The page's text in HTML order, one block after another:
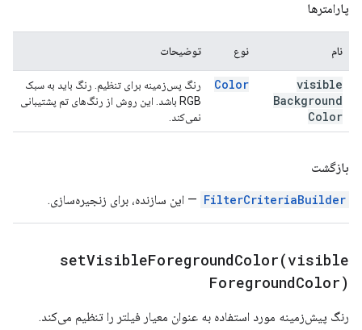
پارامترها
نام نوع توضیحات
visible
Background
Color
Color
رنگ پس‌زمینه برای تنظیم. رنگ باید به سبک
RGB باشد. این روش از رنگ‌های تم پشتیبانی
نمی‌کند.
بازگشت
FilterCriteriaBuilder — این سازنده، برای زنجیره‌سازی.
setVisibleForegroundColor(visible
ForegroundColor)
رنگ پیش‌زمینه مورد استفاده به عنوان معیار فیلتر را تنظیم می‌کند.